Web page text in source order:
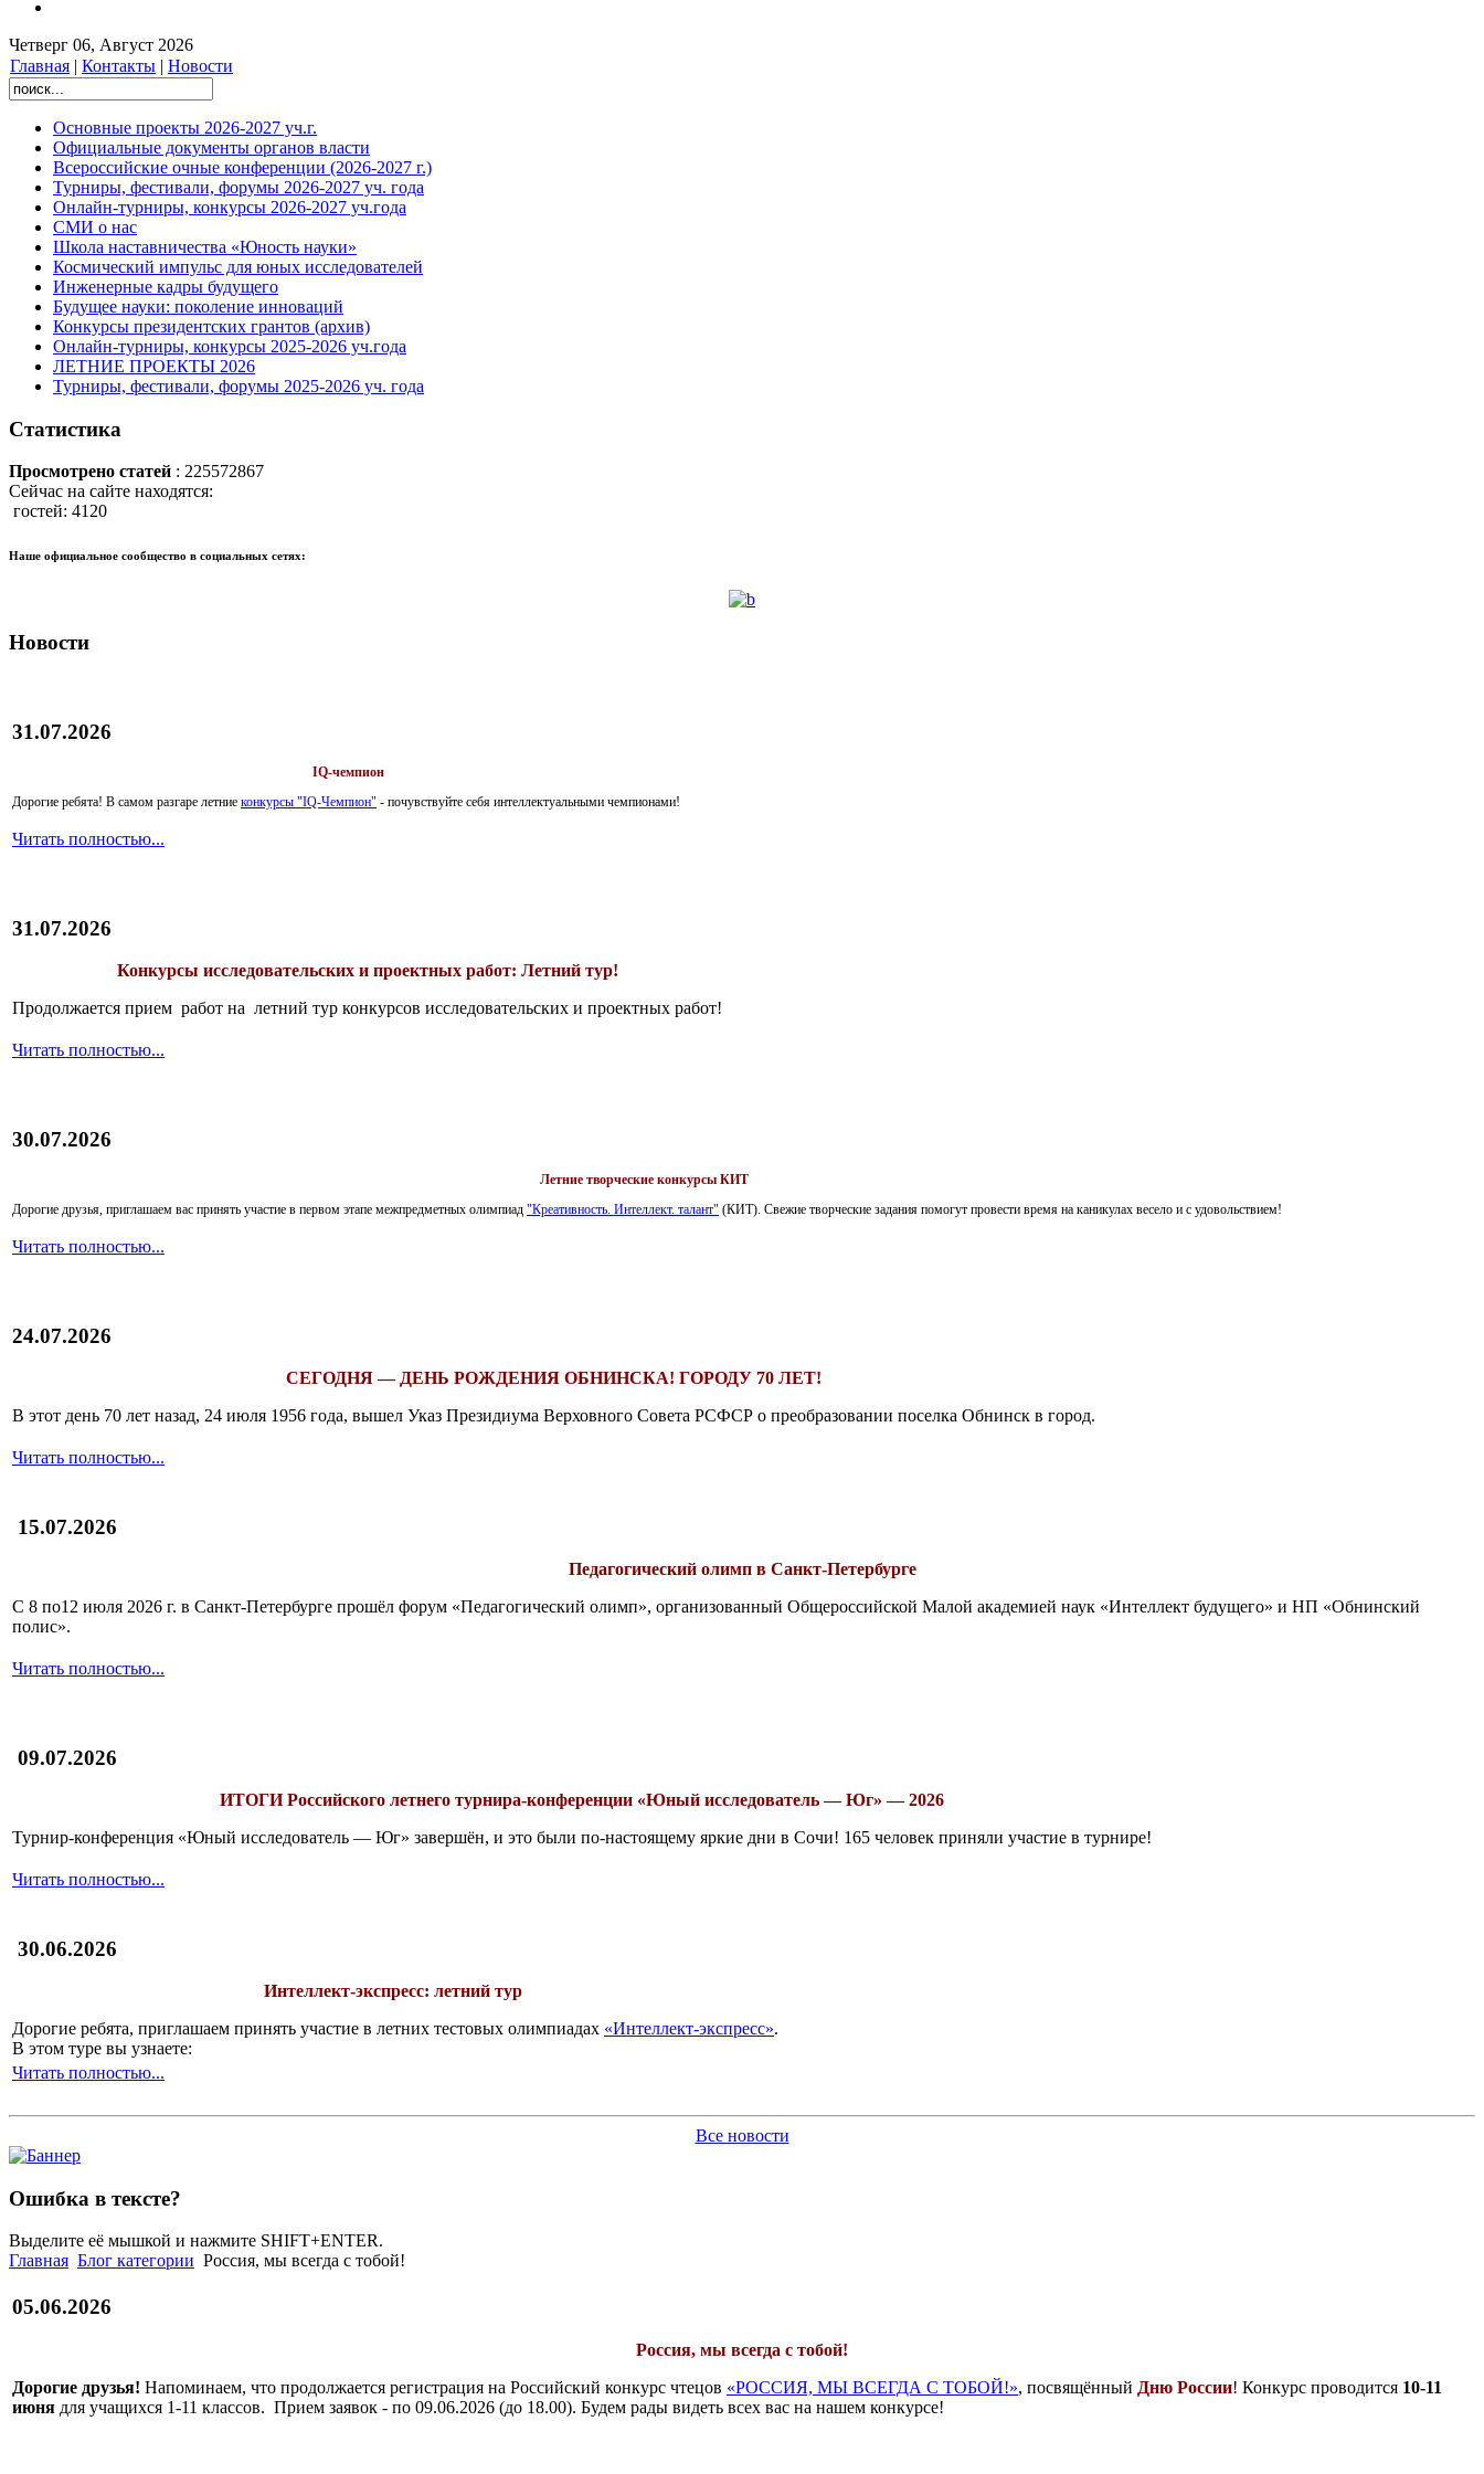
Четверг 06, Август 2026
Главная | Контакты | Новости
Основные проекты 2026-2027 уч.г.
Официальные документы органов власти
Всероссийские очные конференции (2026-2027 г.)
Турниры, фестивали, форумы 2026-2027 уч. года
Онлайн-турниры, конкурсы 2026-2027 уч.года
СМИ о нас
Школа наставничества «Юность науки»
Космический импульс для юных исследователей
Инженерные кадры будущего
Будущее науки: поколение инноваций
Конкурсы президентских грантов (архив)
Онлайн-турниры, конкурсы 2025-2026 уч.года
ЛЕТНИЕ ПРОЕКТЫ 2026
Турниры, фестивали, форумы 2025-2026 уч. года
Статистика
Просмотрено статей : 225572867
Сейчас на сайте находятся:
гостей: 4120
Наше официальное сообщество в социальных сетях:
Новости
31.07.2026
IQ-чемпион
Дорогие ребята! В самом разгаре летние конкурсы "IQ-Чемпион" - почувствуйте себя интеллектуальными чемпионами!
Читать полностью...
31.07.2026
Конкурсы исследовательских и проектных работ: Летний тур!
Продолжается прием работ на летний тур конкурсов исследовательских и проектных работ!
Читать полностью...
30.07.2026
Летние творческие конкурсы КИТ
Дорогие друзья, приглашаем вас принять участие в первом этапе межпредметных олимпиад "Креативность. Интеллект. талант" (КИТ). Свежие творческие задания помогут провести время на каникулах весело и с удовольствием!
Читать полностью...
24.07.2026
СЕГОДНЯ — ДЕНЬ РОЖДЕНИЯ ОБНИНСКА! ГОРОДУ 70 ЛЕТ!
В этот день 70 лет назад, 24 июля 1956 года, вышел Указ Президиума Верховного Совета РСФСР о преобразовании поселка Обнинск в город.
Читать полностью...
15.07.2026
Педагогический олимп в Санкт-Петербурге
С 8 по12 июля 2026 г. в Санкт-Петербурге прошёл форум «Педагогический олимп», организованный Общероссийской Малой академией наук «Интеллект будущего» и НП «Обнинский
полис».
Читать полностью...
09.07.2026
ИТОГИРоссийского летнего турнира-конференции «Юный исследователь — Юг» — 2026
Турнир-конференция «Юный исследователь — Юг» завершён, и это были по-настоящему яркие дни в Сочи! 165 человек приняли участие в турнире!
Читать полностью...
30.06.2026
Интеллект-экспресс: летний тур
Дорогие ребята, приглашаем принять участие в летних тестовых олимпиадах «Интеллект-экспресс».
В этом туре вы узнаете:
Читать полностью...
Все новости
Ошибка в тексте?
Выделите её мышкой и нажмите SHIFT+ENTER.
Главная Блог категории Россия, мы всегда с тобой!
05.06.2026
Россия, мы всегда с тобой!
Дорогие друзья! Напоминаем, что продолжается регистрация на Российский конкурс чтецов «РОССИЯ, МЫ ВСЕГДА С ТОБОЙ!», посвящённый Дню России! Конкурс проводится 10-11
июня для учащихся 1-11 классов. Прием заявок - по 09.06.2026 (до 18.00). Будем рады видеть всех вас на нашем конкурсе!